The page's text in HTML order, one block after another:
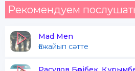
Рекомендуем
Mad Men
Ғажайып сәтте